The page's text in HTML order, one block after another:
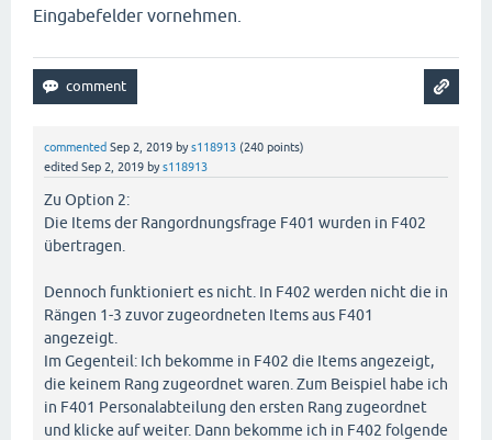
Eingabefelder vornehmen.
commented Sep 2, 2019 bys118913 (240 points)
edited Sep 2, 2019 bys118913
Zu Option 2:
Die Items der Rangordnungsfrage F401 wurden in F402
übertragen.
Dennoch funktioniert es nicht. In F402 werden nicht die in
Rängen 1-3 zuvor zugeordneten Items aus F401
angezeigt.
Im Gegenteil: Ich bekomme in F402 die Items angezeigt,
die keinem Rang zugeordnet waren. Zum Beispiel habe ich
in F401 Personalabteilung den ersten Rang zugeordnet
und klicke auf weiter. Dann bekomme ich in F402 folgende